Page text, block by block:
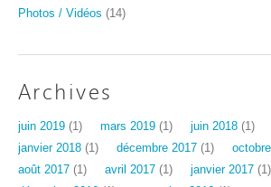
Photos / Vidéos (14)
Archives
juin 2019 (1) mars 2019 (1) juin 2018 (1)
janvier 2018 (1) décembre 2017 (1)
août 2017 (1) avril 2017 (1) janvier 2017 (1)